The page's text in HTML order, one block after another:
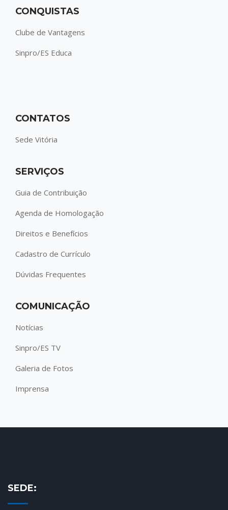
CONQUISTAS
Clube de Vantagens
Sinpro/ES Educa
CONTATOS
Sede Vitória
SERVIÇOS
Guia de Contribuição
Agenda de Homologação
Direitos e Benefícios
Cadastro de Currículo
Dúvidas Frequentes
COMUNICAÇÃO
Notícias
Sinpro/ES TV
Galeria de Fotos
Imprensa
SEDE: